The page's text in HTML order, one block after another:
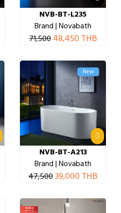
NVB-BT-L235
Brand | Novabath
71,500 48,450 THB
New
NVB-BT-A213
Brand | Novabath
47,50039,000 THB